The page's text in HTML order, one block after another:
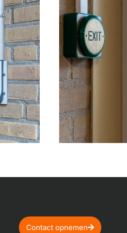
Contact opnemen